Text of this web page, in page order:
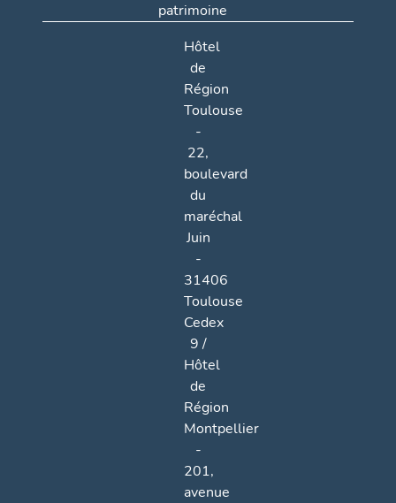
patrimoine
Hôtel
de
Région
Toulouse
-
22,
boulevard
du
maréchal
Juin
-
31406
Toulouse
Cedex
9 /
Hôtel
de
Région
Montpellier
-
201,
avenue